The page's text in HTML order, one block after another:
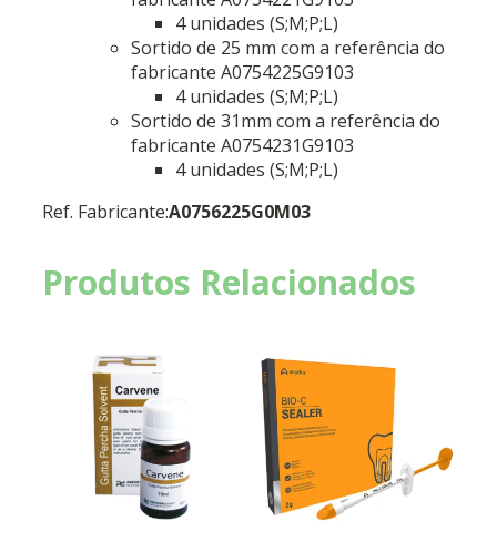
4 unidades (S;M;P;L)
Sortido de 25 mm com a referência do
fabricante A0754225G9103
4 unidades (S;M;P;L)
Sortido de 31mm com a referência do
fabricante A0754231G9103
4 unidades (S;M;P;L)
Ref. Fabricante:A0756225G0M03
Produtos Relacionados